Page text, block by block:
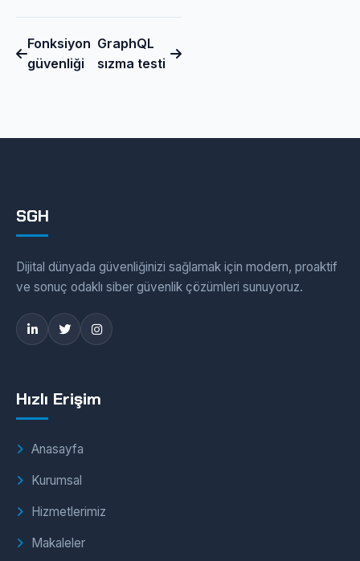
Fonksiyon
güvenliği
GraphQL
sızma testi
SGH
Dijital dünyada güvenliğinizi sağlamak için modern, proaktif
ve sonuç odaklı siber güvenlik çözümleri sunuyoruz.
Hızlı Erişim
Anasayfa
Kurumsal
Hizmetlerimiz
Makaleler